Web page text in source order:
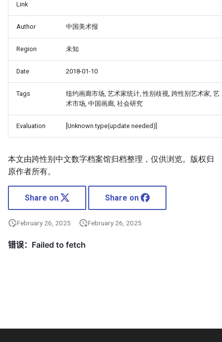
Link
Author 中国美术报
Region 未知
Date 2018-01-10
Tags
纽约画廊市场, 艺术家统计, 性别歧视, 跨性别艺术家, 艺
术市场, 中国画廊, 社会研究
Evaluation [Unknown type(update needed)]
本文由跨性别中文数字档案馆归档整理，仅供浏览。版权归
原作者所有。
Share on Share on
February 26, 2025 February 26, 2025